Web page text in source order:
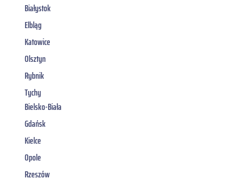
Białystok
Elbląg
Katowice
Olsztyn
Rybnik
Tychy
Bielsko-Biała
Gdańsk
Kielce
Opole
Rzeszów